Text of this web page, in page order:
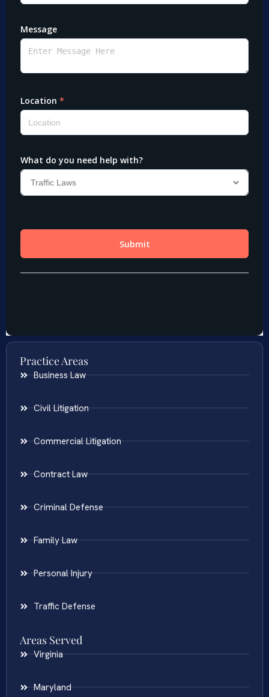
Practice Areas
Business Law
Civil Litigation
Commercial Litigation
Contract Law
Criminal Defense
Family Law
Personal Injury
Traffic Defense
Areas Served
Virginia
Maryland